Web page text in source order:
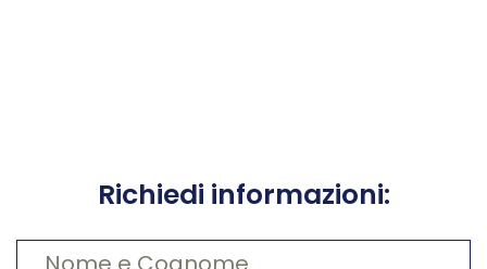
Richiedi informazioni: